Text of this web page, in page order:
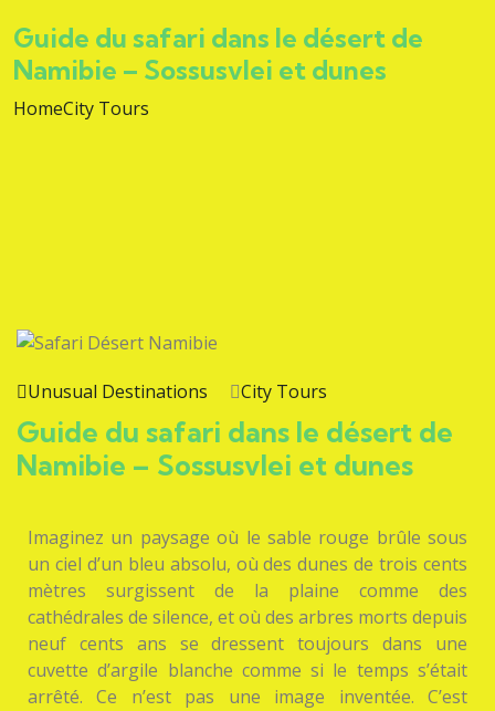
Guide du safari dans le désert de
Namibie – Sossusvlei et dunes
HomeCity Tours
Unusual Destinations City Tours
Guide du safari dans le désert de
Namibie – Sossusvlei et dunes
Imaginez un paysage où le sable rouge brûle sous
un ciel d’un bleu absolu, où des dunes de trois cents
mètres surgissent de la plaine comme des
cathédrales de silence, et où des arbres morts depuis
neuf cents ans se dressent toujours dans une
cuvette d’argile blanche comme si le temps s’était
arrêté. Ce n’est pas une image inventée. C’est